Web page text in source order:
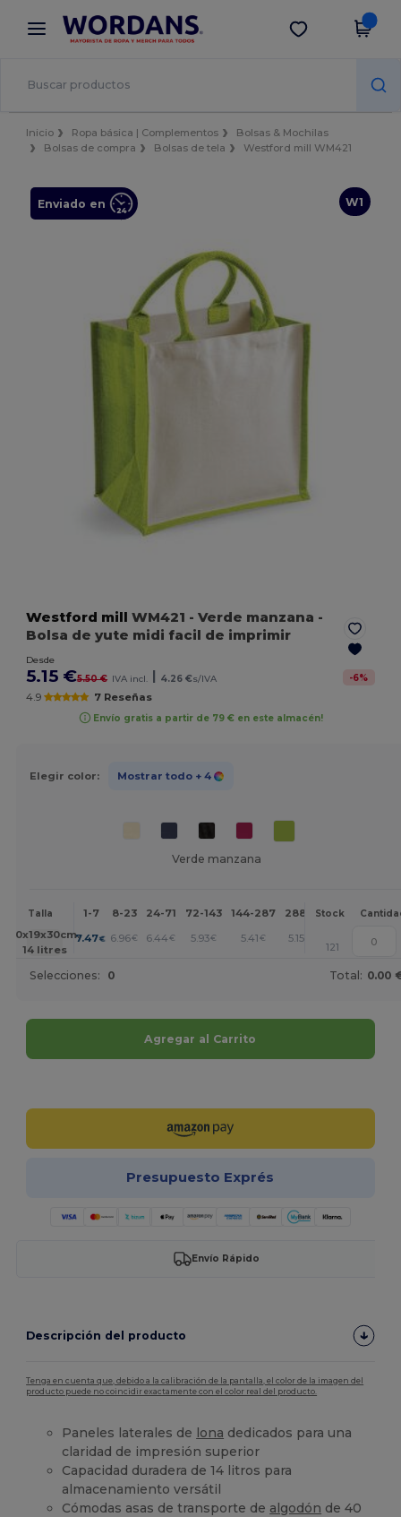
× App de Wordans
¡Mejores precios en app!
Descargar app
Inicio Ropa básica | Complementos
Bolsas & Mochilas
Bolsas de compra
Bolsas de tela Westford mill WM421
W1
Enviado en
Westford mill WM421 - Verde manzana -
Bolsa de yute midi facil de imprimir
Desde
5.15 €5.50 € IVA incl. 4.26 €s/IVA -6%
4.9 7 Reseñas
Envío gratis a partir de 79 € en este almacén!
Elegir color: Mostrar todo + 4
Verde manzana
Talla 1-7 8-23 24-71 72-143 144-287 288 + Más
Stock
30x19x30cm.
14 litres
7.47€ 6.96€ 6.44 € 5.93€ 5.41€ 5.15 +
121
Selecciones: 0 Total: 0.00
Agregar al Carrito
Presupuesto Exprés
Envío Rápido
Descripción del producto
Tenga en cuenta que, debido a la calibración de la pantalla, el color de la imagen del
producto puede no coincidir exactamente con el color real del producto.
Paneles laterales de lona dedicados para una
claridad de impresión superior
Capacidad duradera de 14 litros para
almacenamiento versátil
Cómodas asas de transporte de algodón de 40